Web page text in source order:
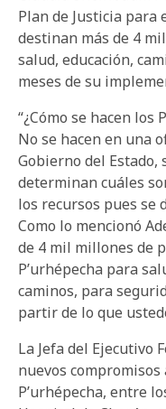
Plan de Justicia para
destinan más de 4
salud, educación,
meses de su
“¿Cómo se hacen los
No se hacen en una
Gobierno del Estado,
determinan cuáles
los recursos pues se
Como lo mencionó
de 4 mil millones de
P’urhépecha para
caminos, para
partir de lo que
La Jefa del Ejecutivo
nuevos
P’urhépecha, entre